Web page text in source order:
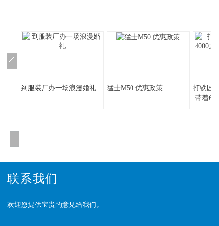
到服装厂办一场浪漫婚礼 猛士M50 优惠政策
打铁匠
带着6
联系我们
欢迎您提供宝贵的意见给我们。